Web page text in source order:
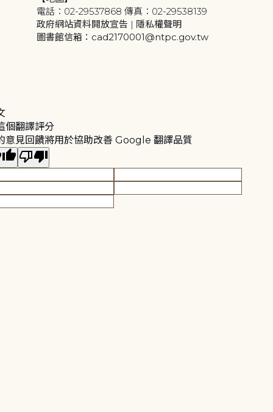
電話：02-29537868 傳真：02-29538139
政府網站資料開放宣告 | 隱私權聲明
圖書館信箱：cad2170001@ntpc.gov.tw
個翻譯評分
意見回饋將用於協助改善 Google 翻譯品質